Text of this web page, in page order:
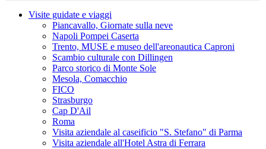
Visite guidate e viaggi
Piancavallo, Giornate sulla neve
Napoli Pompei Caserta
Trento, MUSE e museo dell'areonautica Caproni
Scambio culturale con Dillingen
Parco storico di Monte Sole
Mesola, Comacchio
FICO
Strasburgo
Cap D'Ail
Roma
Visita aziendale al caseificio "S. Stefano" di Parma
Visita aziendale all'Hotel Astra di Ferrara